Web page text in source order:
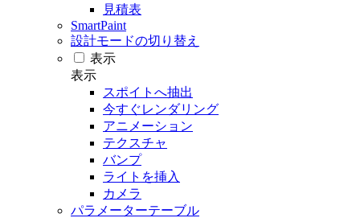
見積表
SmartPaint
設計モードの切り替え
表示
表示
スポイトへ抽出
今すぐレンダリング
アニメーション
テクスチャ
バンプ
ライトを挿入
カメラ
パラメーターテーブル